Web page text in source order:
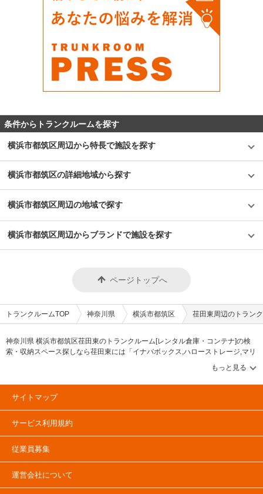
条件からトランクルームを探す
横浜市都筑区周辺から特長で施設を探す
横浜市都筑区の詳細地域から探す
横浜市都筑区周辺の地域で探す
横浜市都筑区周辺からブランドで施設を探す
ページトップへ
トランクルームTOP 神奈川県 横浜市都筑区 荏田東周辺のトラン
神奈川県 横浜市都筑区荏田東のトランクルーム[レンタル倉庫・コンテナ]の検
索・収納スペース探しなら荏田東には「イナバボックス,ハローストレージ,マリ
ンボックス,ユアスペース,加瀬のトランクルーム」等のブランドが掲載されてい
ます。借りたい地域から探して、広さ・料金[賃料]・セキュリティ・空調完備・
24時間出し入れ可能などの希望条件で絞込み！豊富な物件数から様々な方法で
ご希望の収納スペースを簡単に探せるトランクルーム情報サイトです。荏田東
サイトマップ
サービス利用規約
従業員募集
運営会社について